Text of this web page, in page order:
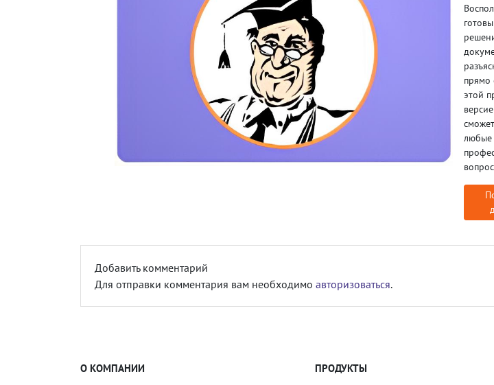
прямо
этой
любые
Добавить комментарий
Для отправки комментария вам необходимо авторизоваться.
О КОМПАНИИ ПРОДУКТЫ